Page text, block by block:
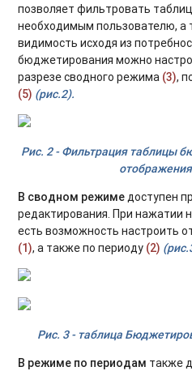
позволяет фильтровать
необходимым пользователю, а
видимость исходя из
бюджетирования можно
разрезе сводного режима (3),
(5) (рис.2).
Рис. 2 - Фильтрация таблицы
В сводном режимедоступен
редактирования. При нажатии
есть возможность настроить
(1), а также по периоду (2)
Рис. 3 - таблица
В режиме по периодам также